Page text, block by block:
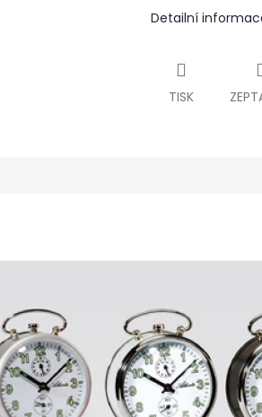
Detailní
TISK